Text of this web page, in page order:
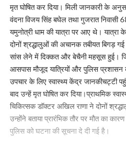
मृत घोषित कर दिया। मिली जानकारी के
वंदना विजय सिंह बघेल तथा गुजरात निवासी
यमुनोत्री धाम की यात्रा पर आए थे।
दोनों श्रद्धालुओं की अचानक तबीयत बिगड़
सांस लेने में दिक्कत और बेचैनी महसूस हुई।
आसपास मौजूद यात्रियों और पुलिस प्रशासन
उपचार के लिए स्वास्थ्य केंद्र जानकीचट्टी
बाद उन्हें मृत घोषित कर दिया।प्राथमिक
चिकित्सक डॉक्टर अखिल राणा ने दोनों
उन्होंने बताया प्रारंभिक तौर पर मौत का
पुलिस को घटना की सूचना दे दी गई है।